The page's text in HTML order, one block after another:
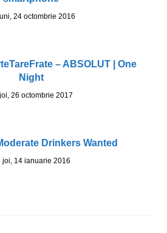
luni, 24 octombrie 2016
– ABSOLUT | One
Night
joi, 26 octombrie 2017
Drinkers Wanted
joi, 14 ianuarie 2016